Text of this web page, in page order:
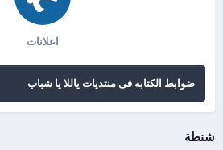
اعلانات
ضوابط الكتابه فى منتديات ياللا يا شباب
شنطة